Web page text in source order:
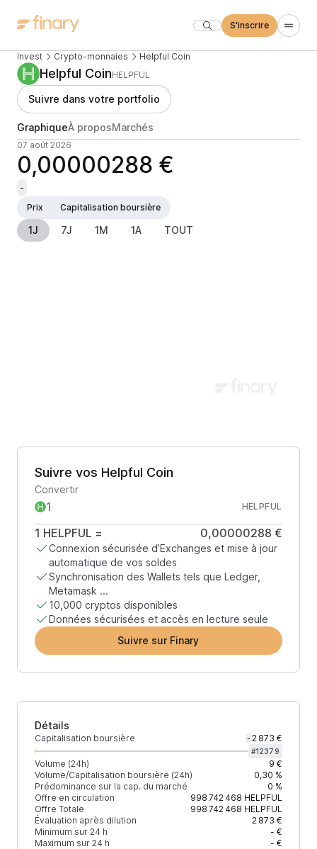
S'inscrire
Invest Crypto-monnaies Helpful Coin
Helpful CoinHELPFUL
Suivre dans votre portfolio
GraphiqueÀ proposMarchés
07 août 2026
0,00000288 €
-
Prix
Capitalisation boursière
1J 7J 1M 1A TOUT
Suivre vos Helpful Coin
Convertir
HELPFUL
1 HELPFUL = 0,00000288 €
Connexion sécurisée d’Exchanges et mise à jour
automatique de vos soldes
Synchronisation des Wallets tels que Ledger,
Metamask ...
10,000 cryptos disponibles
Données sécurisées et accès en lecture seule
Suivre sur Finary
Détails
Capitalisation boursière - 2 873 €
#12379
Volume (24h)
9 €
Volume/Capitalisation boursière (24h)
0,30 %
Prédominance sur la cap. du marché
0 %
Offre en circulation
998 742 468 HELPFUL
Offre Totale
998 742 468 HELPFUL
Évaluation après dilution
2 873 €
Minimum sur 24 h
- €
Maximum sur 24 h
- €